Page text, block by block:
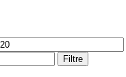
Filtre